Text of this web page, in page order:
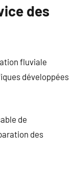
des
fluviale
développées
de
des